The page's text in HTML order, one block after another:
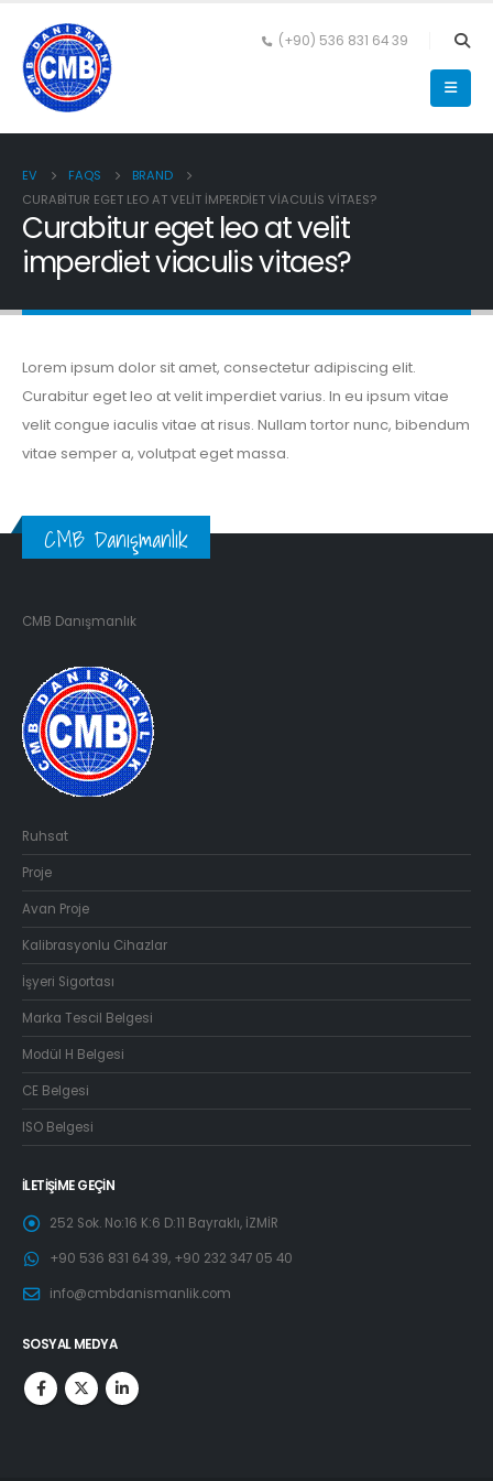
(+90) 536 831 64 39
EV FAQS
BRAND
CURABITUR EGET LEO AT VELIT IMPERDIET VIACULIS VITAES?
Curabitur eget leo at velit
imperdiet viaculis vitaes?
Lorem ipsum dolor sit amet, consectetur adipiscing elit.
Curabitur eget leo at velit imperdiet varius. In eu ipsum vitae
velit congue iaculis vitae at risus. Nullam tortor nunc, bibendum
vitae semper a, volutpat eget massa.
CMB Danışmanlık
CMB Danışmanlık
Ruhsat
Proje
Avan Proje
Kalibrasyonlu Cihazlar
İşyeri Sigortası
Marka Tescil Belgesi
Modül H Belgesi
CE Belgesi
ISO Belgesi
İLETIŞIME GEÇIN
252 Sok. No:16 K:6 D:11 Bayraklı, İZMİR
+90 536 831 64 39, +90 232 347 05 40
info@cmbdanismanlik.com
SOSYAL MEDYA